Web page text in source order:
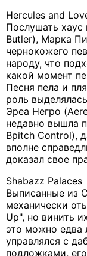
Hercules and
Послушать
Butler), Марка
чернокожего
народу, что
какой момент
Песня пела и
роль
Эреа Негро
недавно вышла
Bpitch Control),
вполне
доказал свое
Shabazz Palaces
Выписанные из
механически
Up", но винить
это можно едва
управлялся с
подложками,